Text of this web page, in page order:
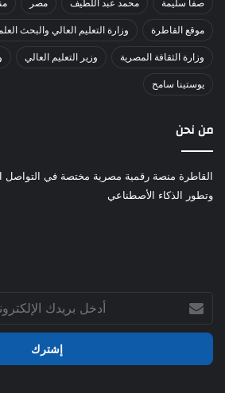
صفا سليمة محمد عبد اللطيف مصر
موقع القاطرة وزارة التعليم العالي والبحث
وزارة الثقافة المصرية وزير التعليم العالي
يوستينا سامح
من نحن
القاطرة منصة رقمية مصرية مختصة في التواصل
وتطور الذكاء الأصطناعي
بريدك
الإلكتروني